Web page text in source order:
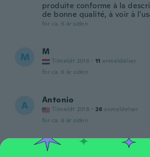
produite conforme à la
de bonne qualité, à voir à
for ca. 6 år siden
M M
Tilmeldt 2016 · 11 anmeldelser
for ca. 6 år siden
A Antonio
Tilmeldt 2018 · 26 anmeldelser
for ca. 6 år siden
Gintas